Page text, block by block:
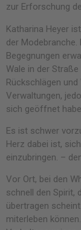
zur Erforschung
Katharina Heyer
der
Begegnungen
Wale in der
Rückschlägen
Verwaltungen,
sich geöffnet
Es ist schwer
Herz dabei ist,
einzubringen. –
Vor Ort, bei den
schnell den Spirit,
übertragen
miterleben